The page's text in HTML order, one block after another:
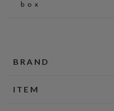
BRAND
ITEM